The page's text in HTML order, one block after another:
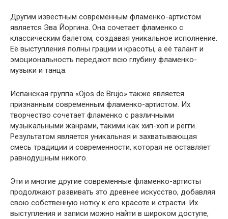
Другим известным современным фламенко-артистом
является Эва Йоргина. Она сочетает фламенко с
классическим балетом, создавая уникальное исполнение.
Её выступления полны грации и красоты, а её талант и
эмоциональность передают всю глубину фламенко-
музыки и танца.
Испанская группа «Ojos de Brujo» также является
признанным современным фламенко-артистом. Их
творчество сочетает фламенко с различными
музыкальными жанрами, такими как хип-хоп и регги.
Результатом является уникальная и захватывающая
смесь традиции и современности, которая не оставляет
равнодушным никого.
Эти и многие другие современные фламенко-артисты
продолжают развивать это древнее искусство, добавляя
свою собственную нотку к его красоте и страсти. Их
выступления и записи можно найти в широком доступе,